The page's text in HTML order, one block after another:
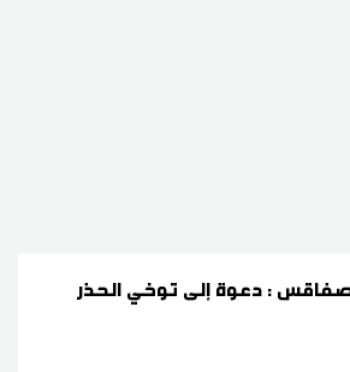
: دعوة إلى توخي الحذر